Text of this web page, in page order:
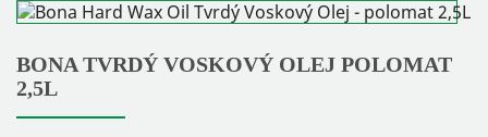
BONA TVRDÝ VOSKOVÝ OLEJ POLOMAT
2,5L